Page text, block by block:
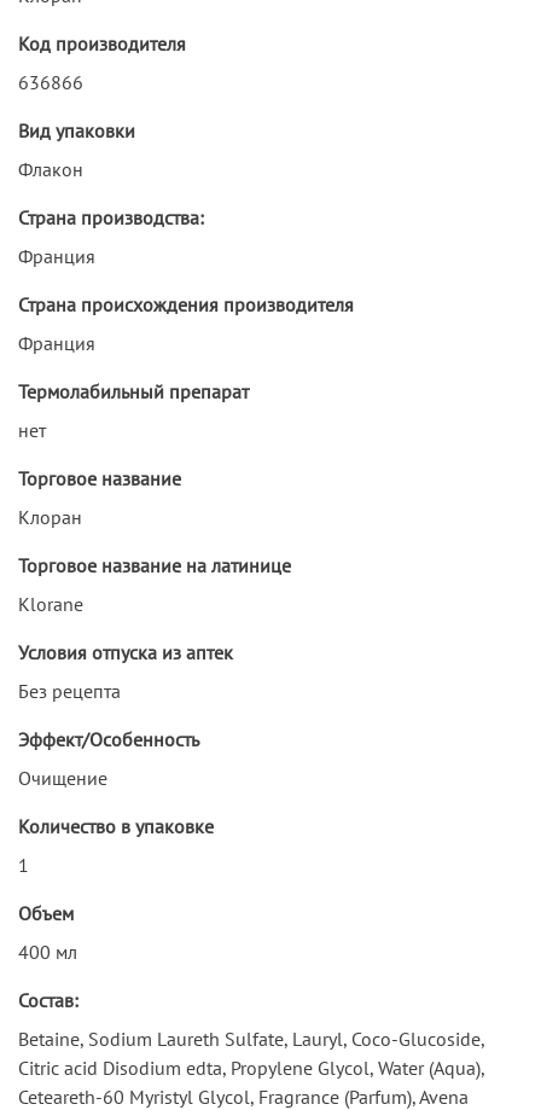
Код производителя
636866
Вид упаковки
Флакон
Страна производства:
Франция
Страна происхождения производителя
Франция
Термолабильный препарат
нет
Торговое название
Клоран
Торговое название на латинице
Klorane
Условия отпуска из аптек
Без рецепта
Эффект/Особенность
Очищение
Количество в упаковке
1
Объем
400 мл
Состав:
Betaine, Sodium Laureth Sulfate, Lauryl, Coco-Glucoside,
Citric аcid Disodium edta, Propylene Glycol, Water (Aqua),
Ceteareth-60 Myristyl Glycol, Fragrance (Parfum), Avena